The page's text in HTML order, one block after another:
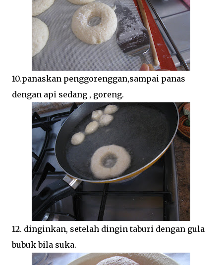
10.panaskan penggorenggan,sampai panas
dengan api sedang , goreng.
12. dinginkan, setelah dingin taburi dengan gula
bubuk bila suka.